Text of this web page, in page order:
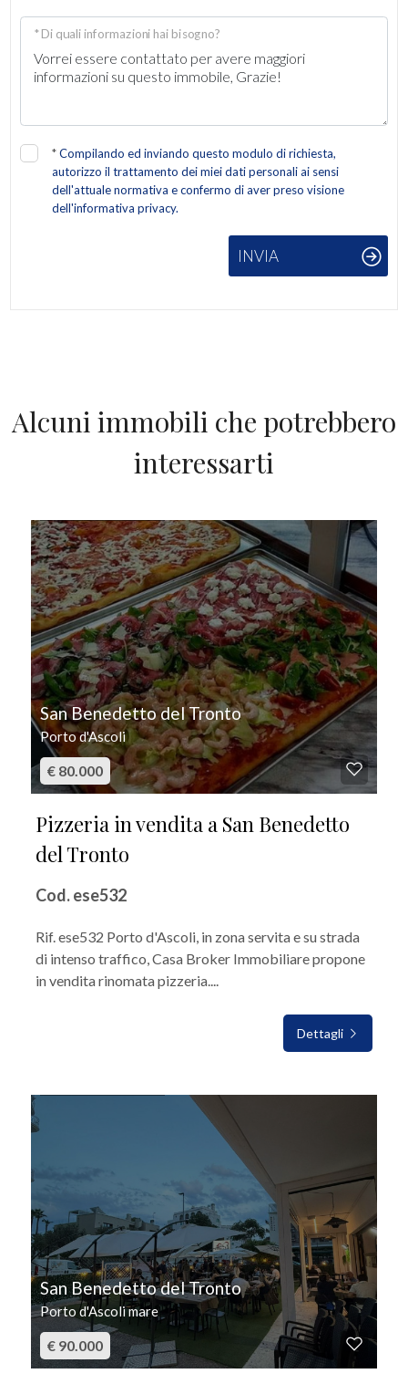
* Di quali informazioni hai bisogno?
*Compilando ed inviando questo modulo di richiesta,
autorizzo il trattamento dei miei dati personali ai sensi
dell'attuale normativa e confermo di aver preso visione
dell'informativa privacy.
INVIA
Alcuni immobili che potrebbero
interessarti
San Benedetto del Tronto
Porto d'Ascoli
€ 80.000
Pizzeria in vendita a San Benedetto
del Tronto
Cod. ese532
Rif. ese532 Porto d'Ascoli, in zona servita e su strada
di intenso traffico, Casa Broker Immobiliare propone
in vendita rinomata pizzeria....
Dettagli
San Benedetto del Tronto
Porto d'Ascoli mare
€ 90.000